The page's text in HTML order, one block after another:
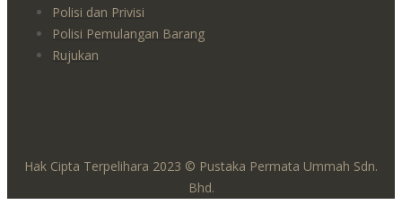
Polisi dan Privisi
Polisi Pemulangan Barang
Rujukan
Hak Cipta Terpelihara 2023 © Pustaka Permata Ummah Sdn.
Bhd.